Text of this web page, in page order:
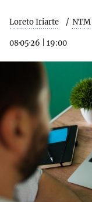
Loreto Iriarte NTM
08·05·26 19:00